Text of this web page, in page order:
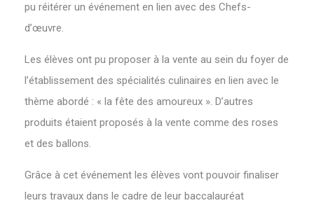
pu réitérer un événement en lien avec des Chefs-
d’œuvre.
Les élèves ont pu proposer à la vente au sein du foyer de
l’établissement des spécialités culinaires en lien avec le
thème abordé : « la fête des amoureux ». D’autres
produits étaient proposés à la vente comme des roses
et des ballons.
Grâce à cet événement les élèves vont pouvoir finaliser
leurs travaux dans le cadre de leur baccalauréat